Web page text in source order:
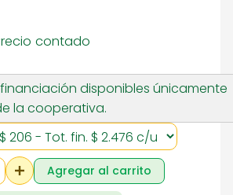
contado
disponibles únicamente
la cooperativa.
Agregar al carrito